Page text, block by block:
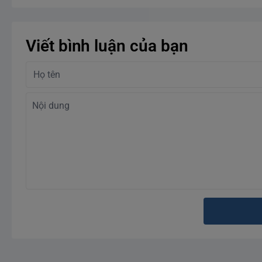
Viết bình luận của bạn